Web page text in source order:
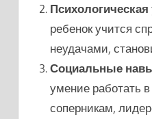
Психологическая
ребенок учится
неудачами,
Социальные
умение работать
соперникам,